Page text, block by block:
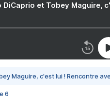
DiCaprio et Tobey Maguire,
Maguire, c'est lui ! Rencontre
6